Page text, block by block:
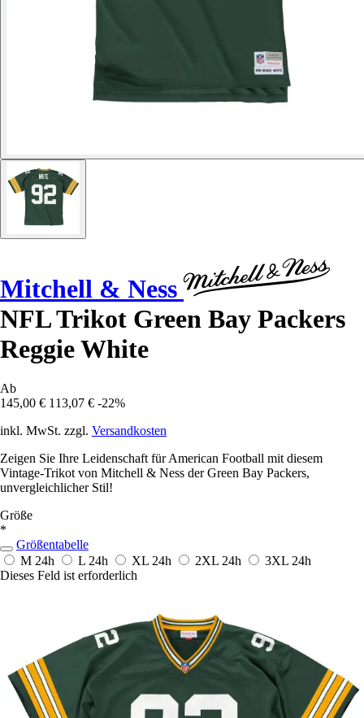
Mitchell & Ness
NFL Trikot Green Bay Packers
Reggie White
Ab
145,00 € 113,07 € -22%
inkl. MwSt. zzgl. Versandkosten
Zeigen Sie Ihre Leidenschaft für American Football mit diesem
Vintage-Trikot von Mitchell & Ness der Green Bay Packers,
unvergleichlicher Stil!
Größe
*
Größentabelle
M 24h L 24h XL 24h 2XL 24h 3XL 24h
Dieses Feld ist erforderlich